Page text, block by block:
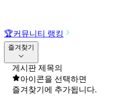
🏆커뮤니티 랭킹
즐겨찾기
게시판 제목의
아이콘을 선택하면
즐겨찾기에 추가됩니다.